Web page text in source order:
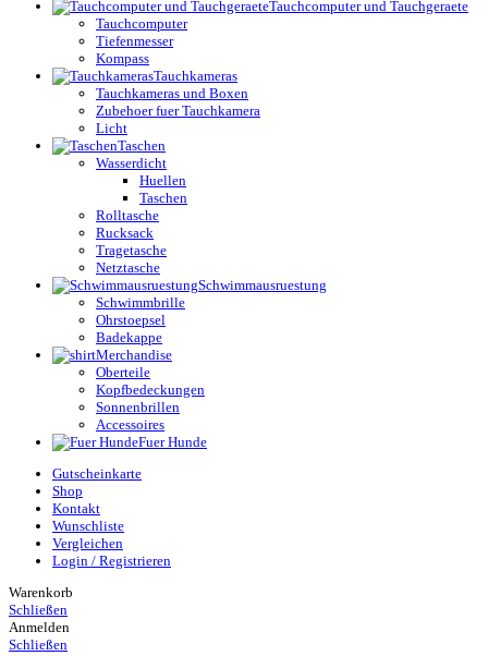
Tauchcomputer und Tauchgeraete
Tauchcomputer
Tiefenmesser
Kompass
Tauchkameras
Tauchkameras und Boxen
Zubehoer fuer Tauchkamera
Licht
Taschen
Wasserdicht
Huellen
Taschen
Rolltasche
Rucksack
Tragetasche
Netztasche
Schwimmausruestung
Schwimmbrille
Ohrstoepsel
Badekappe
Merchandise
Oberteile
Kopfbedeckungen
Sonnenbrillen
Accessoires
Fuer Hunde
Gutscheinkarte
Shop
Kontakt
Wunschliste
Vergleichen
Login / Registrieren
Warenkorb
Schließen
Anmelden
Schließen